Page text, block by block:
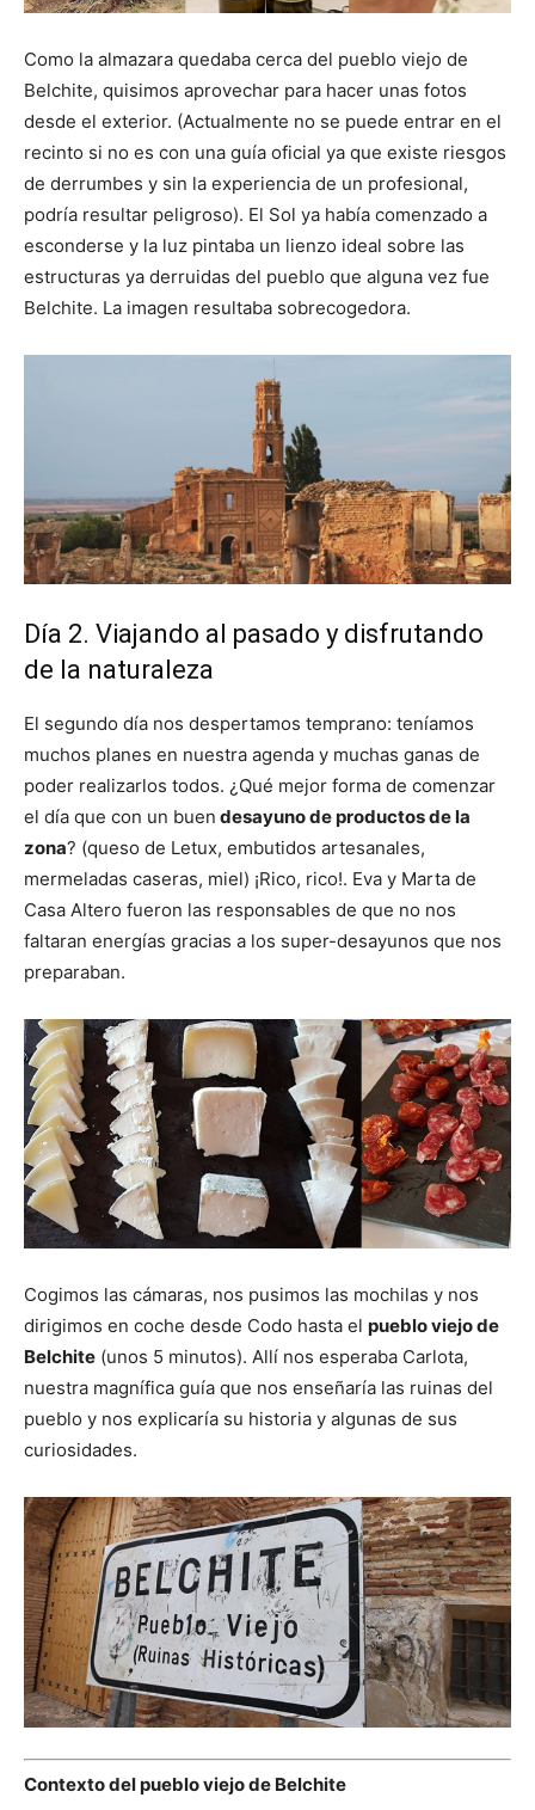
Como la almazara quedaba cerca del pueblo viejo de
Belchite, quisimos aprovechar para hacer unas fotos
desde el exterior. (Actualmente no se puede entrar en el
recinto si no es con una guía oficial ya que existe riesgos
de derrumbes y sin la experiencia de un profesional,
podría resultar peligroso). El Sol ya había comenzado a
esconderse y la luz pintaba un lienzo ideal sobre las
estructuras ya derruidas del pueblo que alguna vez fue
Belchite. La imagen resultaba sobrecogedora.
Día 2. Viajando al pasado y disfrutando
de la naturaleza
El segundo día nos despertamos temprano: teníamos
muchos planes en nuestra agenda y muchas ganas de
poder realizarlos todos. ¿Qué mejor forma de comenzar
el día que con un buen desayuno de productos de la
zona? (queso de Letux, embutidos artesanales,
mermeladas caseras, miel) ¡Rico, rico!. Eva y Marta de
Casa Altero fueron las responsables de que no nos
faltaran energías gracias a los super-desayunos que nos
preparaban.
Cogimos las cámaras, nos pusimos las mochilas y nos
dirigimos en coche desde Codo hasta el pueblo viejo de
Belchite (unos 5 minutos). Allí nos esperaba Carlota,
nuestra magnífica guía que nos enseñaría las ruinas del
pueblo y nos explicaría su historia y algunas de sus
curiosidades.
Contexto del pueblo viejo de Belchite